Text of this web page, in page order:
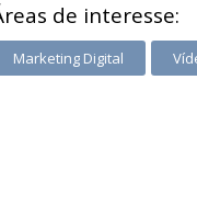
de interesse:
Marketing Digital